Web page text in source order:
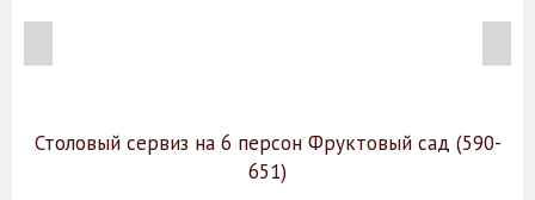
Столовый сервиз на 6 персон Фруктовый сад (590-
651)